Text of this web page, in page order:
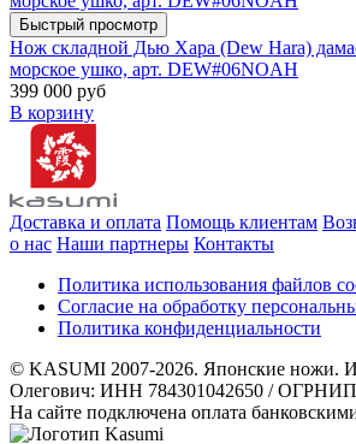
Быстрый просмотр
Нож складной Дью Хара (Dew Hara)
морское ушко, арт. DEW#06NOAH
399 000 руб
В корзину
Доставка и оплата Помощь клиентам
о нас Наши партнеры Контакты
Политика использования файлов
Согласие на обработку
Политика конфиденциальности
© KASUMI 2007-2026. Японские ножи.
Олегович: ИНН 784301042650 / ОГРНИП
На сайте подключена оплата